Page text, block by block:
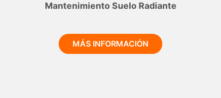
Mantenimiento Suelo Radiante
MÁS INFORMACIÓN